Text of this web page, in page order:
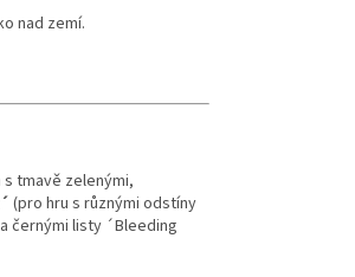
nad zemí.
tmavě zelenými,
(pro hru s různými odstíny
černými listy ´Bleeding